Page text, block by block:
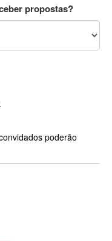
propostas?
poderão